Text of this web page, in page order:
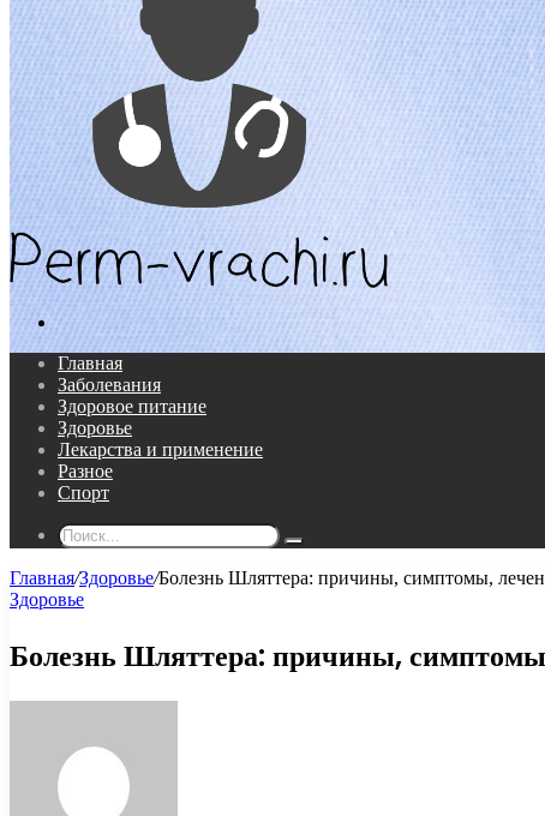
Поиск...
Главная
Заболевания
Здоровое питание
Здоровье
Лекарства и применение
Разное
Спорт
Поиск...
Главная/Здоровье/Болезнь Шляттера: причины, симптомы,
Здоровье
Болезнь Шляттера: причины,